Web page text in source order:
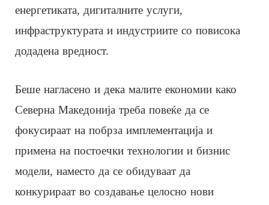
енергетиката, дигиталните услуги,
инфраструктурата и индустриите со повисока
додадена вредност.
Беше нагласено и дека малите економии како
Северна Македонија треба повеќе да се
фокусираат на побрза имплементација и
примена на постоечки технологии и бизнис
модели, наместо да се обидуваат да
конкурираат во создавање целосно нови